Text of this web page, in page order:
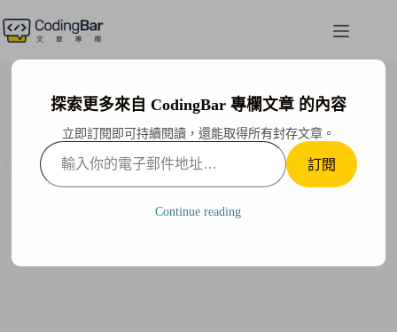
至
為孩子超前部署未來競爭力！把握寒假首選第1，奠定終
生受用的程式設計能力
探索更多來自 CodingBar 專欄文章 的內容
立即訂閱即可持續閱讀，還能取得所有封存文章。
輸
入
你
訂閱
Continue reading